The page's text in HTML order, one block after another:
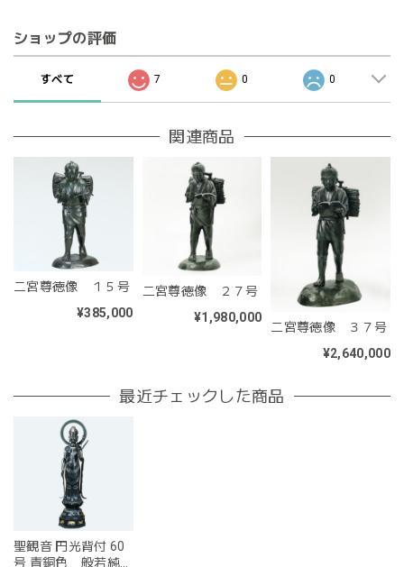
ショップの評価
すべて 7 0 0
関連商品
二宮尊徳像 １５号
¥385,000
二宮尊徳像 ２７号
¥1,980,000
二宮尊徳像 ３７号
¥2,640,000
最近チェックした商品
聖観音 円光背付 60
号 青銅色 般若純一